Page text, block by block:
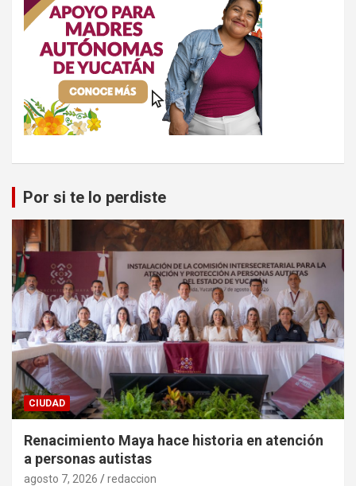
Por si te lo perdiste
CIUDAD
Renacimiento Maya hace historia en atención
a personas autistas
agosto 7, 2026 redaccion